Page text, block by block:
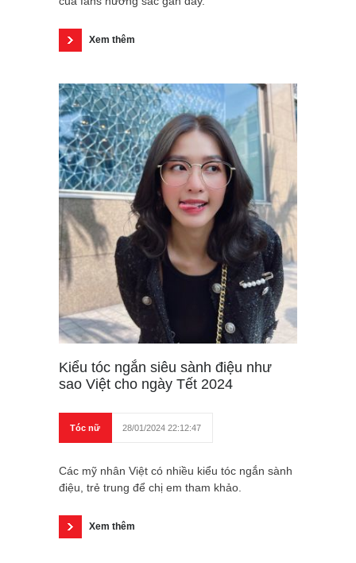
Xem thêm
Kiểu tóc ngắn siêu sành điệu như
sao Việt cho ngày Tết 2024
Tóc nữ 28/01/2024 22:12:47
Các mỹ nhân Việt có nhiều kiểu tóc ngắn sành
điệu, trẻ trung để chị em tham khảo.
Xem thêm